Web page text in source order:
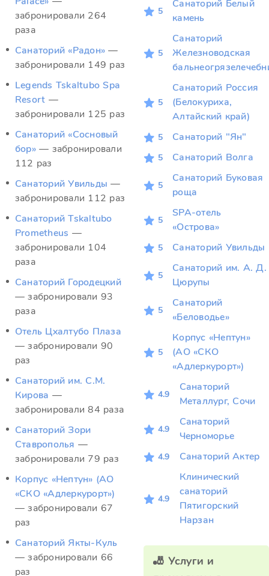
забронировали 264
раза
Санаторий «Радон» —
забронировали 149 раз
Legends Tskaltubo Spa
Resort —
забронировали 125 раз
Санаторий «Сосновый
бор» — забронировали
112 раз
Санаторий Увильды —
забронировали 112 раз
Санаторий Tskaltubo
Prometheus —
забронировали 104
раза
Санаторий Городецкий
— забронировали 93
раза
Отель Цхалтубо Плаза
— забронировали 90
раз
Санаторий им. С.М.
Кирова —
забронировали 84 раза
Санаторий Зори
Ставрополья —
забронировали 79 раз
Корпус «Нептун» (АО
«СКО «Адлеркурорт»)
— забронировали 67
раз
Санаторий Якты-Куль
— забронировали 66
раз
5
Санаторий Белый
камень
5
Санаторий
Железноводская
5
Санаторий Россия
(Белокуриха,
Алтайский край)
5 Санаторий "Ян"
5 Санаторий Волга
5
Санаторий Буковая
роща
5
SPA-отель
«Острова»
5 Санаторий Увильды
5
Санаторий им. А. Д.
Цюрупы
5
Санаторий
«Беловодье»
5
Корпус «Нептун»
(АО «СКО
«Адлеркурорт»)
4.9
Санаторий
Металлург, Сочи
4.9
Санаторий
Черноморье
4.9 Санаторий Актер
4.9
Клинический
санаторий
Пятигорский
Нарзан
🎳 Услуги и